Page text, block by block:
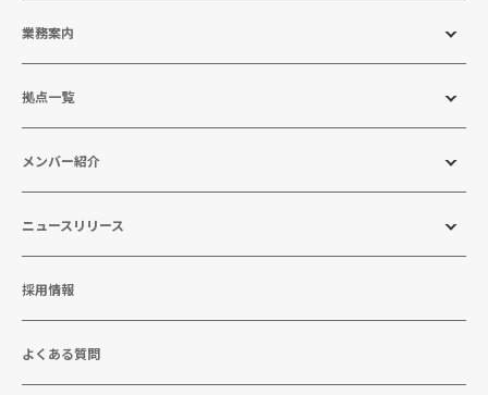
業務案内
拠点一覧
メンバー紹介
ニュースリリース
採用情報
よくある質問